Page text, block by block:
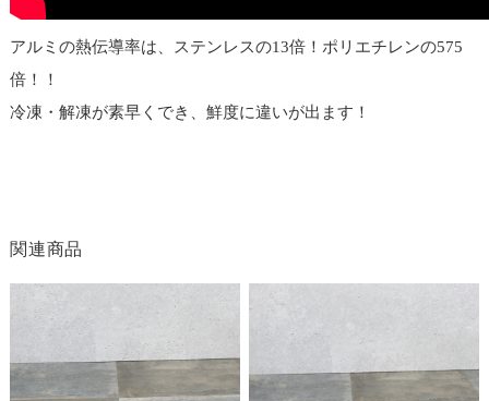
アルミの熱伝導率は、ステンレスの13倍！ポリエチレンの575
倍！！
冷凍・解凍が素早くでき、鮮度に違いが出ます！
関連商品